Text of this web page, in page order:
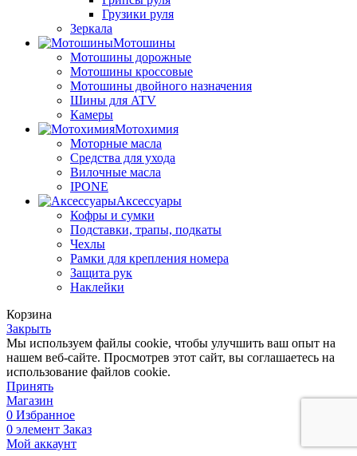
Грузики руля
Зеркала
Мотошины
Мотошины дорожные
Мотошины кроссовые
Мотошины двойного назначения
Шины для ATV
Камеры
Мотохимия
Моторные масла
Средства для ухода
Вилочные масла
IPONE
Аксессуары
Кофры и сумки
Подставки, трапы, подкаты
Чехлы
Рамки для крепления номера
Защита рук
Наклейки
Корзина
Закрыть
Мы используем файлы cookie, чтобы улучшить ваш опыт на
нашем веб-сайте. Просмотрев этот сайт, вы соглашаетесь на
использование файлов cookie.
Принять
Магазин
0 Избранное
0 элемент Заказ
Мой аккаунт